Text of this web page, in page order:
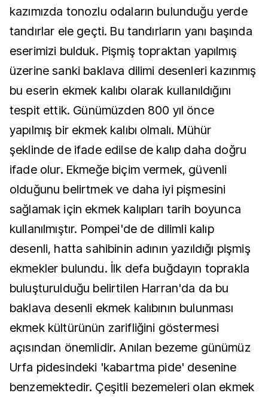
kazımızda tonozlu odaların bulunduğu yerde
tandırlar ele geçti. Bu tandırların yanı başında
eserimizi bulduk. Pişmiş topraktan yapılmış
üzerine sanki baklava dilimi desenleri kazınmış
bu eserin ekmek kalıbı olarak kullanıldığını
tespit ettik. Günümüzden 800 yıl önce
yapılmış bir ekmek kalıbı olmalı. Mühür
şeklinde de ifade edilse de kalıp daha doğru
ifade olur. Ekmeğe biçim vermek, güvenli
olduğunu belirtmek ve daha iyi pişmesini
sağlamak için ekmek kalıpları tarih boyunca
kullanılmıştır. Pompei'de de dilimli kalıp
desenli, hatta sahibinin adının yazıldığı pişmiş
ekmekler bulundu. İlk defa buğdayın toprakla
buluşturulduğu belirtilen Harran'da da bu
baklava desenli ekmek kalıbının bulunması
ekmek kültürünün zarifliğini göstermesi
açısından önemlidir. Anılan bezeme günümüz
Urfa pidesindeki 'kabartma pide' desenine
benzemektedir. Çeşitli bezemeleri olan ekmek